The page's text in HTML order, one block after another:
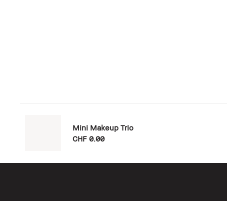
Mini Makeup Trio
CHF 0.00